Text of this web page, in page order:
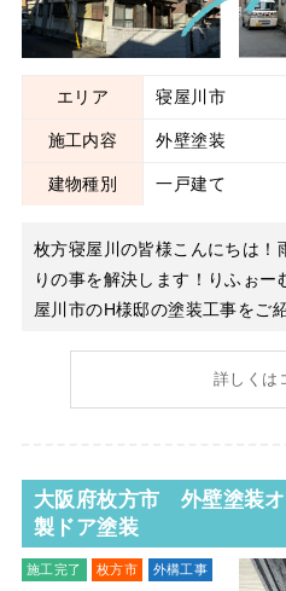
エリア 寝屋川市
施工内容 外壁塗装
建物種別 一戸建て
枚方寝屋川の皆様こんにちは！
りの事を解決します！りふぉ
屋川市のH様邸の塗装工事をご
りしていたことが分かったので
詳しくは
大阪府枚方市 外壁塗装
製ドア塗装
施工完了 枚方市
外構工事